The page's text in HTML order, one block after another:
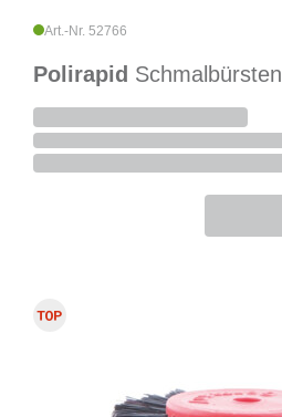
Art.-Nr. 52766
Polirapid Schmalbürsten